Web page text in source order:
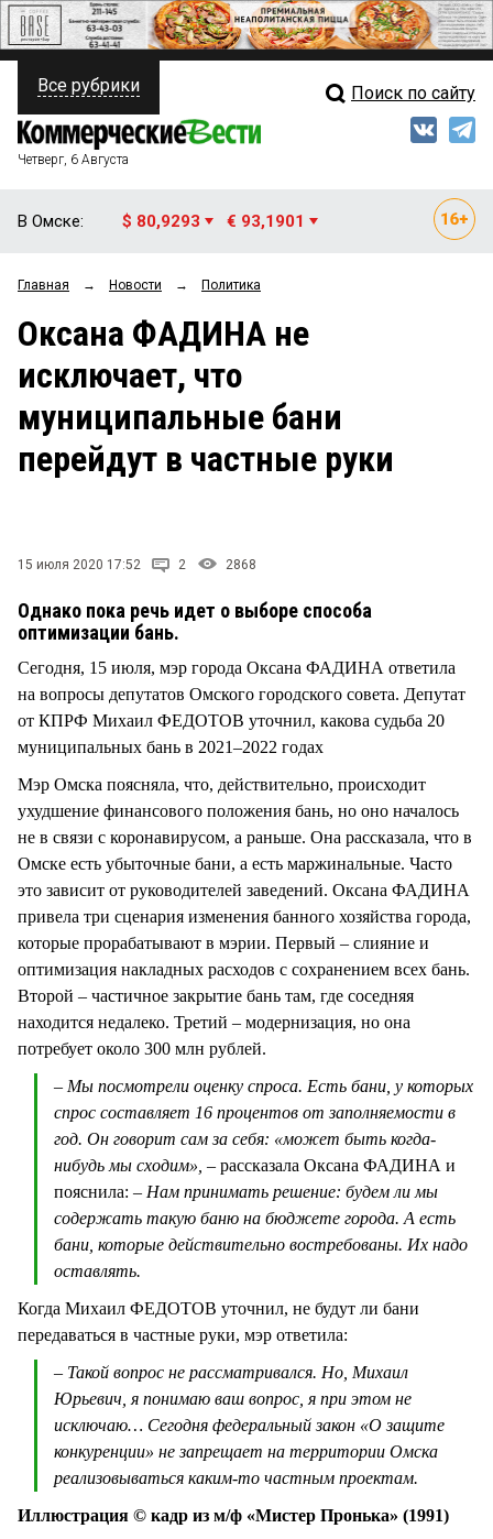
ПОЛИТИКА
ФИНАНСЫ
ОБЩЕСТВО
ЗАКОН
НОВОСТИ КОМПАНИЙ
ПРОИСШЕСТВИЯ
Свежий выпуск
Рейтинги
Архив
Все рубрики Поиск по сайту
Четверг, 6 Августа
В Омске: $ 80,9293 € 93,1901
Главная → Новости → Политика
Оксана ФАДИНА не
исключает, что
муниципальные бани
перейдут в частные руки
15 июля 2020 17:52 2 2868
Однако пока речь идет о выборе способа
оптимизации бань.
Сегодня, 15 июля, мэр города Оксана ФАДИНА ответила
на вопросы депутатов Омского городского совета. Депутат
от КПРФ Михаил ФЕДОТОВ уточнил, какова судьба 20
муниципальных бань в 2021–2022 годах
Мэр Омска поясняла, что, действительно, происходит
ухудшение финансового положения бань, но оно началось
не в связи с коронавирусом, а раньше. Она рассказала, что в
Омске есть убыточные бани, а есть маржинальные. Часто
это зависит от руководителей заведений. Оксана ФАДИНА
привела три сценария изменения банного хозяйства города,
которые прорабатывают в мэрии. Первый – слияние и
оптимизация накладных расходов с сохранением всех бань.
Второй – частичное закрытие бань там, где соседняя
находится недалеко. Третий – модернизация, но она
потребует около 300 млн рублей.
– Мы посмотрели оценку спроса. Есть бани, у которых
спрос составляет 16 процентов от заполняемости в
год. Он говорит сам за себя: «может быть когда-
нибудь мы сходим», – рассказала Оксана ФАДИНА и
пояснила: – Нам принимать решение: будем ли мы
содержать такую баню на бюджете города. А есть
бани, которые действительно востребованы. Их надо
оставлять.
Когда Михаил ФЕДОТОВ уточнил, не будут ли бани
передаваться в частные руки, мэр ответила:
– Такой вопрос не рассматривался. Но, Михаил
Юрьевич, я понимаю ваш вопрос, я при этом не
исключаю… Сегодня федеральный закон «О защите
конкуренции» не запрещает на территории Омска
реализовываться каким-то частным проектам.
Иллюстрация © кадр из м/ф «Мистер Пронька» (1991)